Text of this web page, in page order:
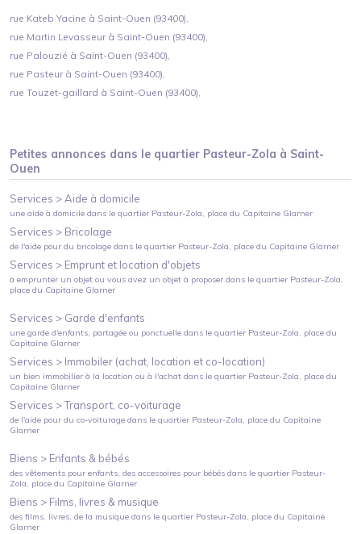
rue Kateb Yacine à Saint-Ouen (93400),
rue Martin Levasseur à Saint-Ouen (93400),
rue Palouzié à Saint-Ouen (93400),
rue Pasteur à Saint-Ouen (93400),
rue Touzet-gaillard à Saint-Ouen (93400),
Petites annonces dans le quartier Pasteur-Zola à Saint-
Ouen
Services >Aide à domicile
une aide à domicile dans le quartier Pasteur-Zola, place du Capitaine Glarner
Services > Bricolage
de l'aide pour du bricolage dans le quartier Pasteur-Zola, place du Capitaine Glarner
Services > Emprunt et location d'objets
à emprunter un objet ou vous avez un objet à proposer dans le quartier Pasteur-Zola,
place du Capitaine Glarner
Services > Garde d'enfants
une garde d'enfants, partagée ou ponctuelle dans le quartier Pasteur-Zola, place du
Capitaine Glarner
Services > Immobiler (achat, location et co-location)
un bien immobilier à la location ou à l'achat dans le quartier Pasteur-Zola, place du
Capitaine Glarner
Services >Transport, co-voiturage
de l'aide pour du co-voiturage dans le quartier Pasteur-Zola, place du Capitaine
Glarner
Biens > Enfants & bébés
des vêtements pour enfants, des accessoires pour bébés dans le quartier Pasteur-
Zola, place du Capitaine Glarner
Biens > Films, livres & musique
des films, livres, de la musique dans le quartier Pasteur-Zola, place du Capitaine
Glarner